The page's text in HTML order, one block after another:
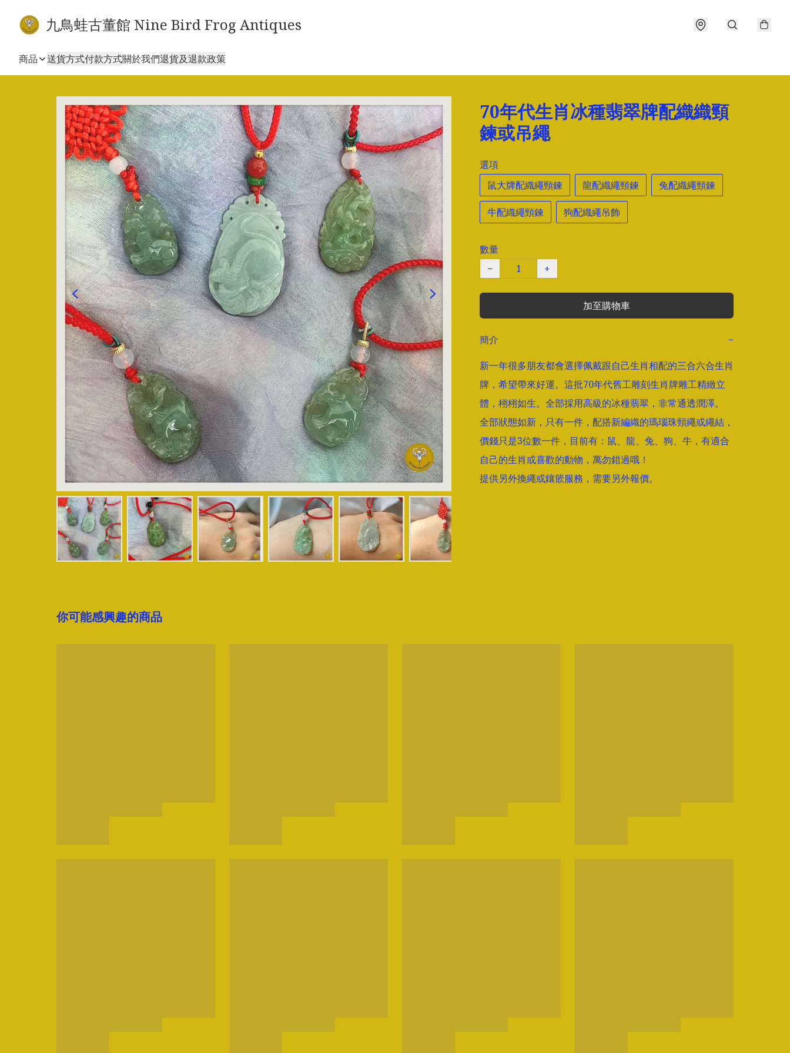
九鳥蛙古董館 Nine Bird Frog Antiques
商品 送貨方式付款方式關於我們退貨及退款政策
70年代生肖冰種翡翠牌配織織頸
鍊或吊繩
選項
鼠大牌配織繩頸鍊
龍配織繩頸鍊 兔配織繩頸鍊
牛配織繩頸鍊 狗配織繩吊飾
數量
−
+
加至購物車
簡介
−
新一年很多朋友都會選擇佩戴跟自己生肖相配的三合六合生肖
牌，希望帶來好運。這批70年代舊工雕刻生肖牌雕工精緻立
體，栩栩如生。全部採用高級的冰種翡翠，非常通透潤澤。
全部狀態如新，只有一件，配搭新編織的瑪瑙珠頸繩或繩結，
價錢只是3位數一件，目前有：鼠、龍、兔、狗、牛，有適合
自己的生肖或喜歡的動物，萬勿錯過哦！
提供另外換繩或鑲篏服務，需要另外報價。
你可能感興趣的商品